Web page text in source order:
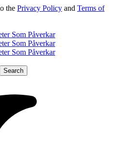
the Privacy Policy and Terms of